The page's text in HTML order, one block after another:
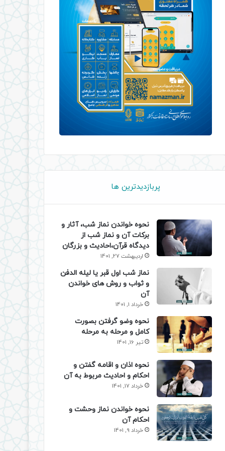
پربازدیدترین ها
نحوه خواندن نماز شب، آثار و
برکات آن و نماز شب از
دیدگاه قرآن،احادیث و بزرگان
اردیبهشت 27, 1401
نماز شب اول قبر یا لیله الدفن
و ثواب و روش های خواندن
آن
خرداد 1, 1401
نحوه وضو گرفتن بصورت
کامل و مرحله به مرحله
تیر 16, 1401
نحوه اذان و اقامه گفتن و
احکام و احادیث مربوط به آن
خرداد 17, 1401
نحوه خواندن نماز وحشت و
احکام آن
خرداد 9, 1401